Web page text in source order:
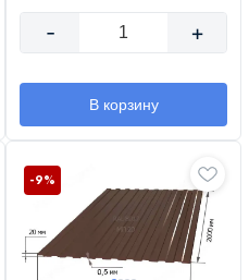
- +
В корзину
-9%